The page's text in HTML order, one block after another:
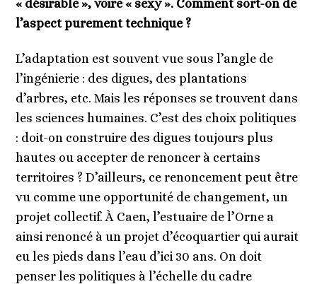
« désirable », voire « sexy ». Comment sort-on de
l’aspect purement technique ?
L’adaptation est souvent vue sous l’angle de
l’ingénierie : des digues, des plantations
d’arbres, etc. Mais les réponses se trouvent dans
les sciences humaines. C’est des choix politiques
: doit-on construire des digues toujours plus
hautes ou accepter de renoncer à certains
territoires ? D’ailleurs, ce renoncement peut être
vu comme une opportunité de changement, un
projet collectif. À Caen, l’estuaire de l’Orne a
ainsi renoncé à un projet d’écoquartier qui aurait
eu les pieds dans l’eau d’ici 30 ans. On doit
penser les politiques à l’échelle du cadre